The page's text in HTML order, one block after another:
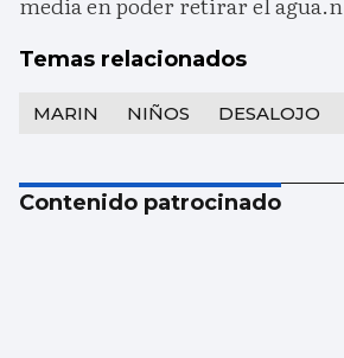
Temas relacionados
MARIN NIÑOS DESALOJO
Contenido patrocinado